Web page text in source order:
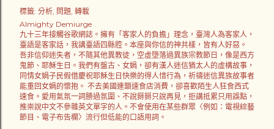
標籤: 分析 問題 轉載
Almighty Demiurge
九十三年接觸谷歌網誌。擁有「客家人的負擔」理念，臺灣人為客家人，
臺語是客家話，我講臺語四縣腔。本座與你信的神共樣，皆有人好惡。
吾非信仰迷失者，不隨其他異教徒，空虛墮落過異族宗教節日，像是西方
鬼節、耶穌生日。我們有盤古、女媧，卻有漢人迷信猶太人的虛構故事，
同情女媧子民假借慶祝耶穌生日快樂的得人惜行為，祈禱迷信異族故事者
能重回女媧的懷抱。 不去美國連鎖速食店消費，卻喜歡陌生人狂食西式
速食。愛用氣氛一詞勝過氛圍、不說掰掰只說再見，拒講抵累只用誤點，
推崇說中文不參雜英文單字的人。不會使用在某些群眾〈例如：電視綜藝
節目、電子布告欄〉流行但低能的口語用詞。